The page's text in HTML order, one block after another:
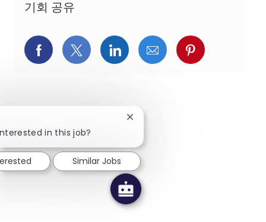
기회 공유
페이스북을 통해 공유
트위터를 통해 공유
링크드인을 통해 공유
이메일을 통해 공유
핀터레스트
in this job?
Close chatbot notification
Similar Jobs